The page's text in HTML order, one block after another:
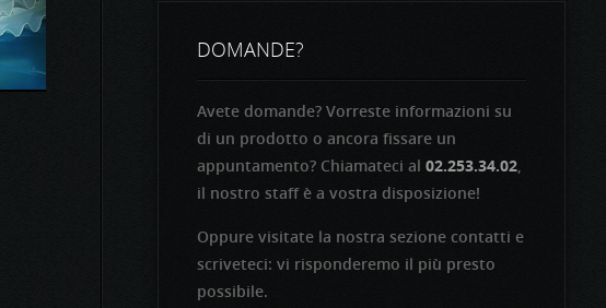
DOMANDE?
Avete domande? Vorreste informazioni su
di un prodotto o ancora fissare un
appuntamento? Chiamateci al 02.253.34.02,
il nostro staff è a vostra disposizione!
Oppure visitate la nostra sezione contatti e
scriveteci: vi risponderemo il più presto
possibile.